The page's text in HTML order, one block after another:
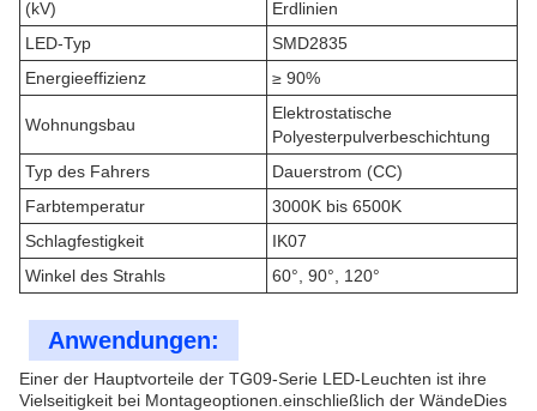
(kV)
Erdlinien
LED-Typ
SMD2835
Energieeffizienz
≥ 90%
Wohnungsbau
Elektrostatische
Polyesterpulverbeschichtung
Typ des Fahrers
Dauerstrom (CC)
Farbtemperatur
3000K bis 6500K
Schlagfestigkeit
IK07
Winkel des Strahls
60°, 90°, 120°
Anwendungen:
Einer der Hauptvorteile der TG09-Serie LED-Leuchten ist ihre
Vielseitigkeit bei Montageoptionen.einschließlich der WändeDies